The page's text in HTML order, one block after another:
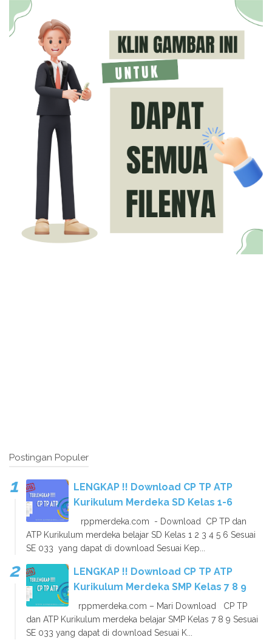
Postingan Populer
LENGKAP !! Download CP TP ATP
Kurikulum Merdeka SD Kelas 1-6
rppmerdeka.com - Download CP TP dan
ATP Kurikulum merdeka belajar SD Kelas 1 2 3 4 5 6 Sesuai
SE 033 yang dapat di download Sesuai Kep...
LENGKAP !! Download CP TP ATP
Kurikulum Merdeka SMP Kelas 7 8 9
rppmerdeka.com – Mari Download CP TP
dan ATP Kurikulum merdeka belajar SMP Kelas 7 8 9 Sesuai
SE 033 yang dapat di download Sesuai K...